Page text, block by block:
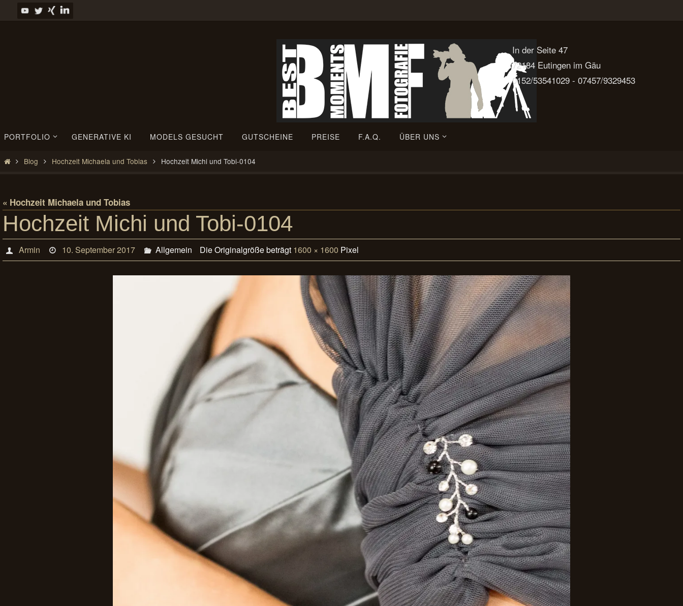
In der Seite 47
72184 Eutingen im Gäu
0152/53541029 - 07457/9329453
Inhalt
PORTFOLIO GENERATIVE KI MODELS GESUCHT GUTSCHEINE PREISE F.A.Q. ÜBER UNS
StartBlog Hochzeit Michaela und Tobias Hochzeit Michi und Tobi-0104
« Hochzeit Michaela und Tobias
Hochzeit Michi und Tobi-0104
Armin 10. September 2017 Allgemein Die Originalgröße beträgt 1600 × 1600 Pixel